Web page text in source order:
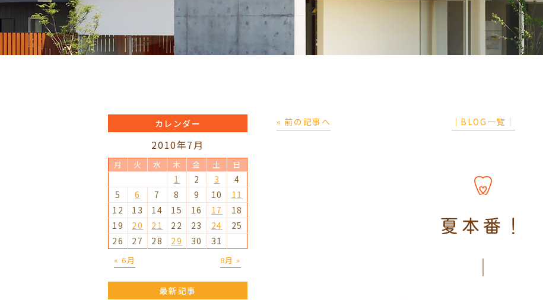
« 前の記事へ │BLOG一覧│
夏本番！
カレンダー
2010年7月
月 火 水 木 金 土 日
« 6月 8月 »
1 2 3
4
5
6 7 8 9 10
11
12
13 14 15 16 17
18
19
20 21 22 23 24
25
26
27 28 29 30 31
最新記事